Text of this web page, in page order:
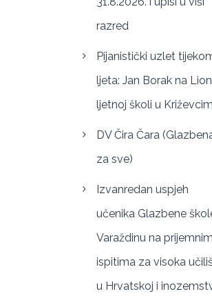
razred
Pijanistički uzlet
ljeta: Jan Borak na
ljetnoj školi u
DV Čira Čara
za sve)
Izvanredan uspjeh
učenika Glazbene
Varaždinu na prijemnim
ispitima za visoka
u Hrvatskoj i